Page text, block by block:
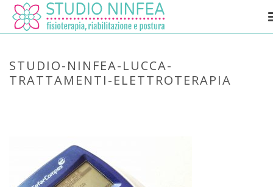
STUDIO-NINFEA-LUCCA-
TRATTAMENTI-ELETTROTERAPIA